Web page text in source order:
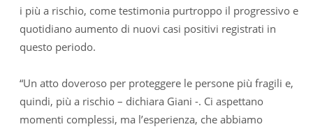
i più a rischio, come testimonia purtroppo il progressivo e
quotidiano aumento di nuovi casi positivi registrati in
questo periodo.
“Un atto doveroso per proteggere le persone più fragili e,
quindi, più a rischio – dichiara Giani -. Ci aspettano
momenti complessi, ma l’esperienza, che abbiamo